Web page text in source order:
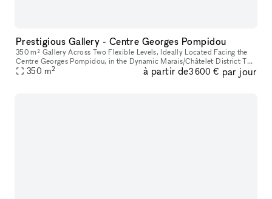
Prestigious Gallery - Centre Georges Pompidou
350 m² Gallery Across Two Flexible Levels, Ideally Located Facing the
Centre Georges Pompidou, in the Dynamic Marais/Châtelet District This
exceptional space offers a modern, versatile environment,
350 m2 à partir de3 600 € par jour